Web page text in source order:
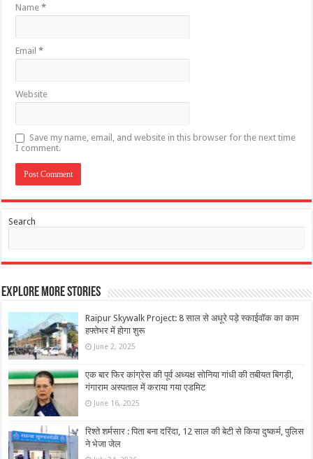
Name*
Email*
Website
Save my name, email, and website in this browser for the next time
I comment.
Search
Explore More Stories
Raipur Skywalk Project: 8 साल से अधूरे पड़े स्काईवॉक का काम
हफ्तेभर में होगा शुरू
June 2, 2025
एक बार फिर कांग्रेस की पूर्व अध्यक्ष सोनिया गांधी की तबीयत बिगड़ी,
गंगाराम अस्पताल में कराया गया एडमिट
June 16, 2025
रिश्ते शर्मसार : पिता बना दरिंदा, 12 साल की बेटी से किया दुष्कर्म, पुलिस
ने भेजा जेल